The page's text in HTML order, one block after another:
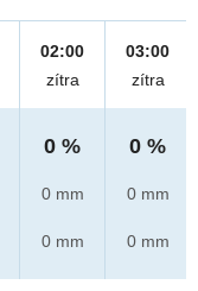
02:00
zítra
0 %
0 mm
0 mm
03:00
zítra
0 %
0 mm
0 mm